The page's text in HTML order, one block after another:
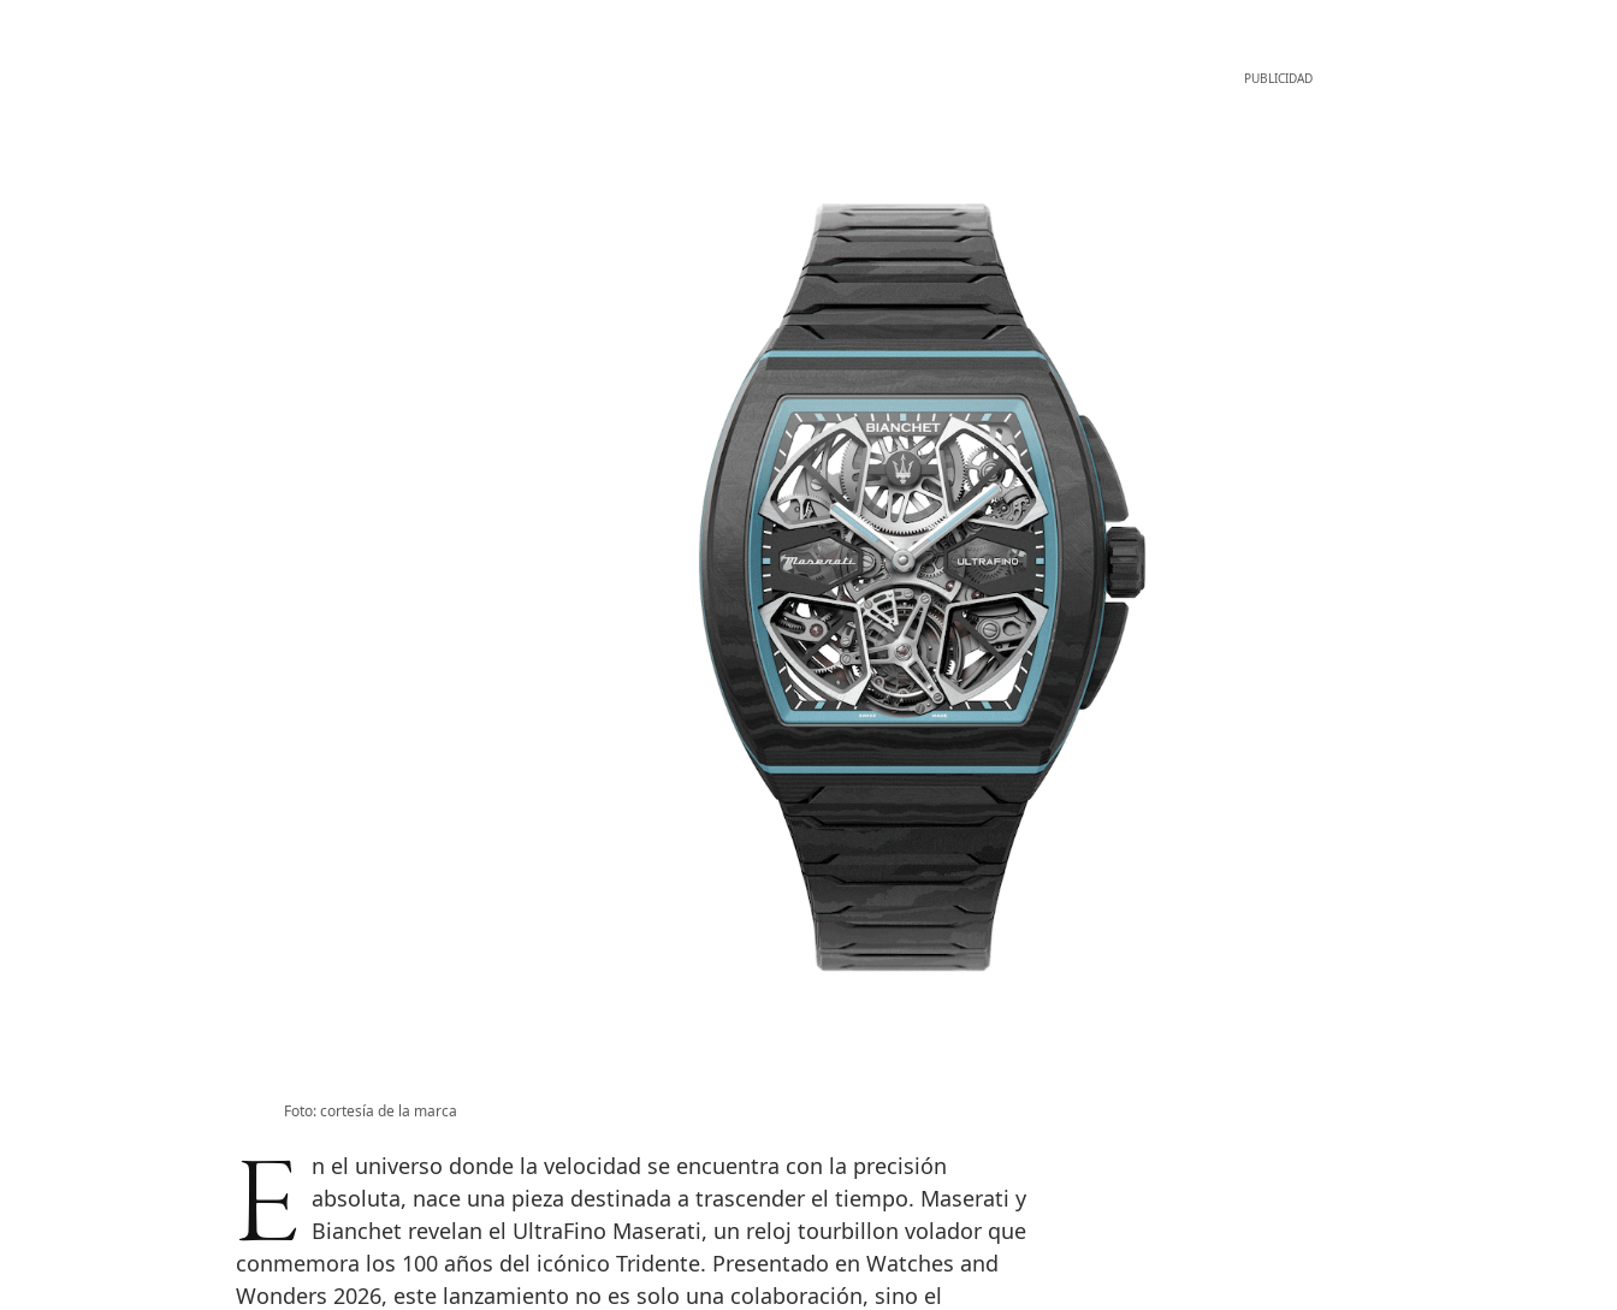
Foto: cortesía de la marca
En el universo donde la velocidad se encuentra con la precisión absoluta, nace una pieza destinada a trascender el tiempo. Maserati y
Bianchet revelan el UltraFino Maserati, un reloj tourbillon volador que
conmemora los 100 años del icónico Tridente. Presentado en Watches and
Wonders 2026, este lanzamiento no es solo una colaboración, sino el